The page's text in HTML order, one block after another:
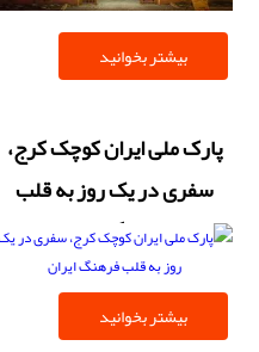
بیشتر بخوانید
پارک ملی ایران کوچک کرج،
سفری در یک روز به قلب
فرهنگ ایران
بیشتر بخوانید